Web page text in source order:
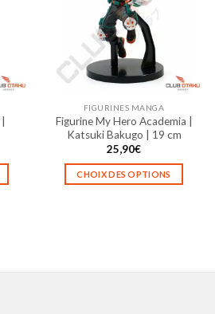
options
peuvent
être
choisies
sur
page
du
produit
FIGURINES MANGA
Figurine My Hero Academia |
Katsuki Bakugo | 19 cm
25,90€
CHOIX DES OPTIONS
Les